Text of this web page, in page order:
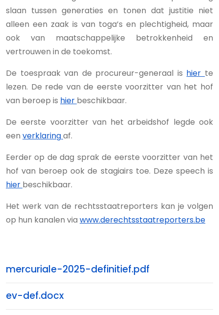
slaan tussen generaties en tonen dat justitie niet
alleen een zaak is van toga’s en plechtigheid, maar
ook van maatschappelijke betrokkenheid en
vertrouwen in de toekomst.
De toespraak van de procureur-generaal is hier te
lezen. De rede van de eerste voorzitter van het hof
van beroep is hier beschikbaar.
De eerste voorzitter van het arbeidshof legde ook
een verklaringaf.
Eerder op de dag sprak de eerste voorzitter van het
hof van beroep ook de stagiairs toe. Deze speech is
hier beschikbaar.
Het werk van de rechtsstaatreporters kan je volgen
op hun kanalen via www.derechtsstaatreporters.be
mercuriale-2025-definitief.pdf
ev-def.docx